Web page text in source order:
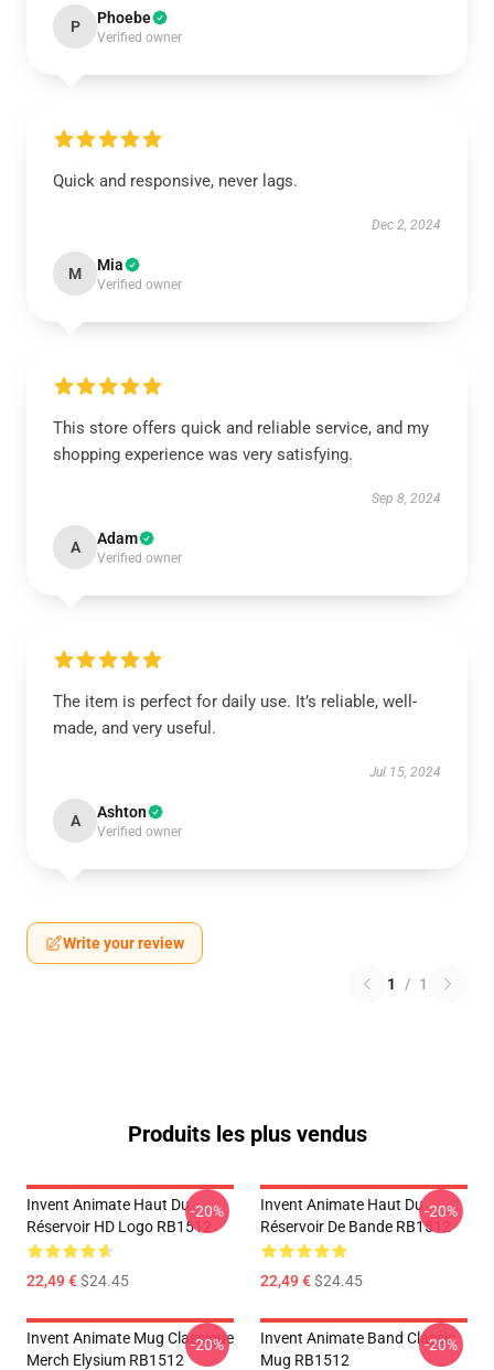
P Phoebe
Verified owner
Quick and responsive, never lags.
Dec 2, 2024
M Mia
Verified owner
This store offers quick and reliable service, and my
shopping experience was very satisfying.
Sep 8, 2024
A Adam
Verified owner
The item is perfect for daily use. It’s reliable, well-
made, and very useful.
Jul 15, 2024
A Ashton
Verified owner
Write your review
1 / 1
Produits les plus vendus
Invent Animate Haut Du
Réservoir HD Logo RB1512
22,49 €$24.45
-20%
Invent Animate Haut Du
Réservoir De Bande RB1512
22,49 €$24.45
-20%
Invent Animate Mug Classique
Merch Elysium RB1512
-20%
Invent Animate Band Classic
Mug RB1512
-20%